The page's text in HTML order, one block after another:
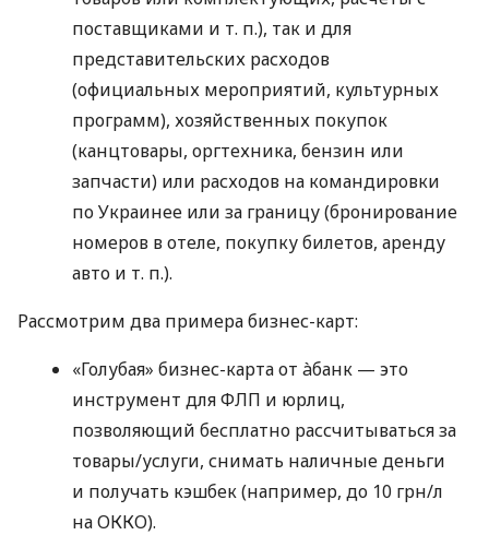
поставщиками и т. п.), так и для
представительских расходов
(официальных мероприятий, культурных
программ), хозяйственных покупок
(канцтовары, оргтехника, бензин или
запчасти) или расходов на командировки
по Украинее или за границу (бронирование
номеров в отеле, покупку билетов, аренду
авто и т. п.).
Рассмотрим два примера бизнес-карт:
«Голубая» бизнес-карта от àбанк — это
инструмент для ФЛП и юрлиц,
позволяющий бесплатно рассчитываться за
товары/услуги, снимать наличные деньги
и получать кэшбек (например, до 10 грн/л
на ОККО).